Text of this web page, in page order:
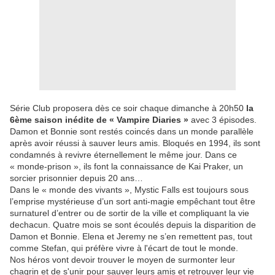
Série Club proposera dès ce soir chaque dimanche à 20h50 la
6ème saison inédite de « Vampire Diaries » avec 3 épisodes.
Damon et Bonnie sont restés coincés dans un monde parallèle
après avoir réussi à sauver leurs amis. Bloqués en 1994, ils sont
condamnés à revivre éternellement le même jour. Dans ce
« monde-prison », ils font la connaissance de Kai Praker, un
sorcier prisonnier depuis 20 ans…
Dans le « monde des vivants », Mystic Falls est toujours sous
l’emprise mystérieuse d’un sort anti-magie empêchant tout être
surnaturel d’entrer ou de sortir de la ville et compliquant la vie
dechacun. Quatre mois se sont écoulés depuis la disparition de
Damon et Bonnie. Elena et Jeremy ne s’en remettent pas, tout
comme Stefan, qui préfère vivre à l'écart de tout le monde.
Nos héros vont devoir trouver le moyen de surmonter leur
chagrin et de s'unir pour sauver leurs amis et retrouver leur vie